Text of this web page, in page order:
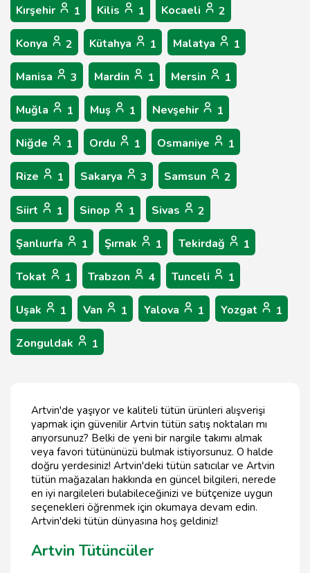
Kırşehir 1 Kilis 1 Kocaeli 2
Konya 2 Kütahya 1 Malatya 1
Manisa 3 Mardin 1 Mersin 1
Muğla 1 Muş 1 Nevşehir 1
Niğde 1 Ordu 1 Osmaniye 1
Rize 1 Sakarya 3 Samsun 2
Siirt 1 Sinop 1 Sivas 2
Şanlıurfa 1 Şırnak 1 Tekirdağ 1
Tokat 1 Trabzon 4 Tunceli 1
Uşak 1 Van 1 Yalova 1 Yozgat 1
Zonguldak 1
Artvin'de yaşıyor ve kaliteli tütün ürünleri alışverişi
yapmak için güvenilir Artvin tütün satış noktaları mı
arıyorsunuz? Belki de yeni bir nargile takımı almak
veya favori tütününüzü bulmak istiyorsunuz. O halde
doğru yerdesiniz! Artvin'deki tütün satıcılar ve Artvin
tütün mağazaları hakkında en güncel bilgileri, nerede
en iyi nargileleri bulabileceğinizi ve bütçenize uygun
seçenekleri öğrenmek için okumaya devam edin.
Artvin'deki tütün dünyasına hoş geldiniz!
Artvin Tütüncüler